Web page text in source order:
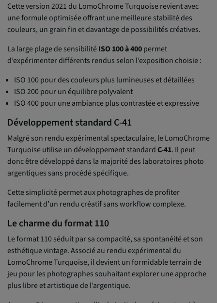
Cette version 2021 du LomoChrome Turquoise revient avec
une formule optimisée offrant une meilleure stabilité des
couleurs, un grain fin et davantage de possibilités créatives.
La large plage de sensibilitéISO 100 à 400permet
d’expérimenter différents rendus selon l’exposition choisie :
ISO 100 pour des couleurs plus lumineuses et détaillées
ISO 200 pour un équilibre polyvalent
ISO 400 pour une ambiance plus contrastée et expressive
Développement standard C-41
Malgré son rendu expérimental spectaculaire, le LomoChrome
Turquoise utilise un développement standardC-41. Il peut
donc être développé dans la majorité des laboratoires photo
argentiques sans procédé spécifique.
Cette simplicité permet aux photographes de profiter
facilement d’un rendu créatif sans workflow complexe.
Le charme du format 110
Le format 110 séduit par sa compacité, sa spontanéité et son
esthétique vintage. Associé au rendu expérimental du
LomoChrome Turquoise, il devient un formidable terrain de
jeu pour les photographes souhaitant explorer une approche
plus libre et artistique de l’argentique.